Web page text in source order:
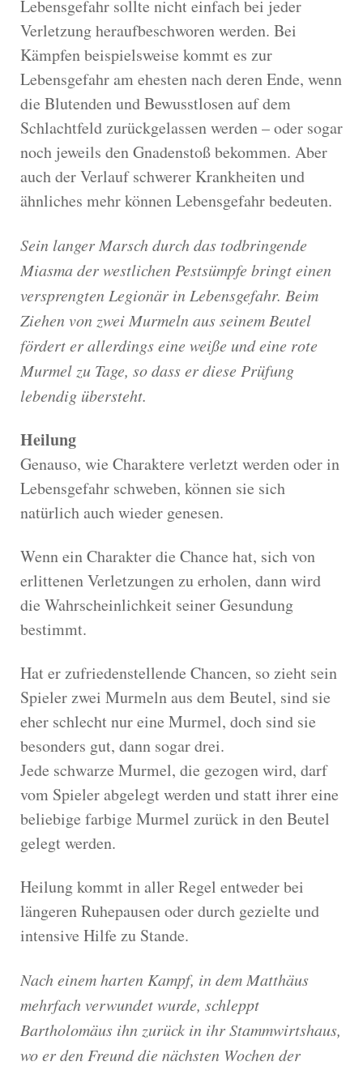
Lebensgefahr sollte nicht einfach bei jeder
Verletzung heraufbeschworen werden. Bei
Kämpfen beispielsweise kommt es zur
Lebensgefahr am ehesten nach deren Ende, wenn
die Blutenden und Bewusstlosen auf dem
Schlachtfeld zurückgelassen werden – oder sogar
noch jeweils den Gnadenstoß bekommen. Aber
auch der Verlauf schwerer Krankheiten und
ähnliches mehr können Lebensgefahr bedeuten.
Sein langer Marsch durch das todbringende
Miasma der westlichen Pestsümpfe bringt einen
versprengten Legionär in Lebensgefahr. Beim
Ziehen von zwei Murmeln aus seinem Beutel
fördert er allerdings eine weiße und eine rote
Murmel zu Tage, so dass er diese Prüfung
lebendig übersteht.
Heilung
Genauso, wie Charaktere verletzt werden oder in
Lebensgefahr schweben, können sie sich
natürlich auch wieder genesen.
Wenn ein Charakter die Chance hat, sich von
erlittenen Verletzungen zu erholen, dann wird
die Wahrscheinlichkeit seiner Gesundung
bestimmt.
Hat er zufriedenstellende Chancen, so zieht sein
Spieler zwei Murmeln aus dem Beutel, sind sie
eher schlecht nur eine Murmel, doch sind sie
besonders gut, dann sogar drei.
Jede schwarze Murmel, die gezogen wird, darf
vom Spieler abgelegt werden und statt ihrer eine
beliebige farbige Murmel zurück in den Beutel
gelegt werden.
Heilung kommt in aller Regel entweder bei
längeren Ruhepausen oder durch gezielte und
intensive Hilfe zu Stande.
Nach einem harten Kampf, in dem Matthäus
mehrfach verwundet wurde, schleppt
Bartholomäus ihn zurück in ihr Stammwirtshaus,
wo er den Freund die nächsten Wochen der